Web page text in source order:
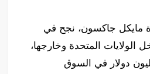
مايكل جاكسون، نجح في
المتحدة وخارجها،
أكثر من 240 مليون دولار في السوق